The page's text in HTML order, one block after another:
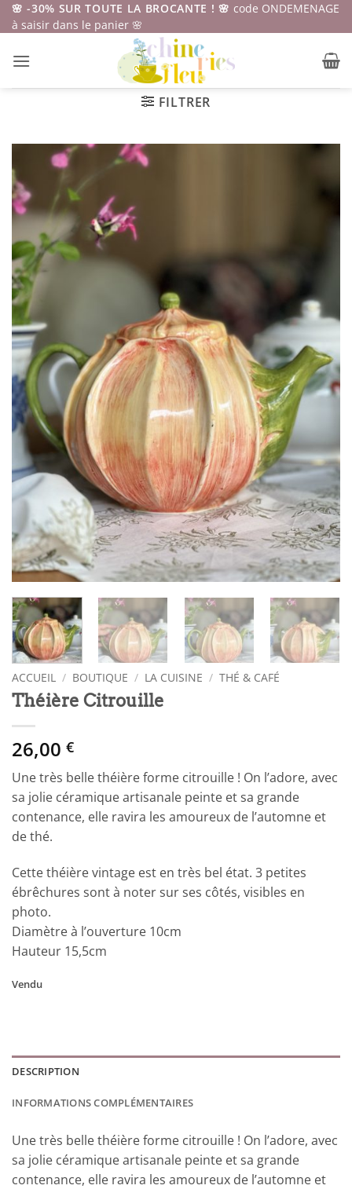
Passer
au
🌸 -30% SUR TOUTE LA BROCANTE ! 🌸 code ONDEMENAGE
à saisir dans le panier 🌸
FILTRER
ACCUEIL / BOUTIQUE / LA CUISINE / THÉ & CAFÉ
Théière Citrouille
26,00 €
Une très belle théière forme citrouille ! On l’adore, avec
sa jolie céramique artisanale peinte et sa grande
contenance, elle ravira les amoureux de l’automne et
de thé.
Cette théière vintage est en très bel état. 3 petites
ébrêchures sont à noter sur ses côtés, visibles en
photo.
Diamètre à l’ouverture 10cm
Hauteur 15,5cm
Vendu
DESCRIPTION
INFORMATIONS COMPLÉMENTAIRES
Une très belle théière forme citrouille ! On l’adore, avec
sa jolie céramique artisanale peinte et sa grande
contenance, elle ravira les amoureux de l’automne et